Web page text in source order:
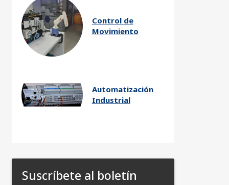
Control de
Movimiento
Automatización
Industrial
Suscríbete al boletín